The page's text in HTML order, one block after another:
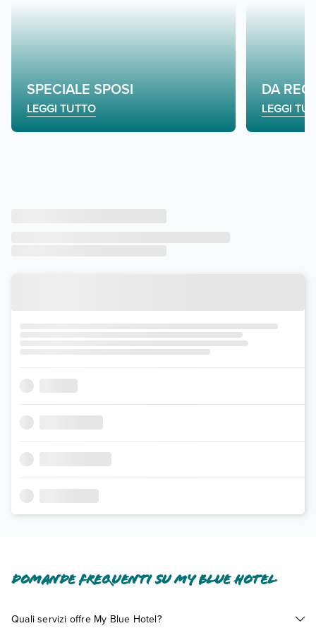
SPECIALE SPOSI
LEGGI TUTTO
DA
LEGGI
Domande frequenti su My Blue Hotel
Quali servizi offre My Blue Hotel?